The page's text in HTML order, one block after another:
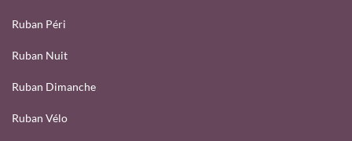
Ruban Péri
Ruban Nuit
Ruban Dimanche
Ruban Vélo